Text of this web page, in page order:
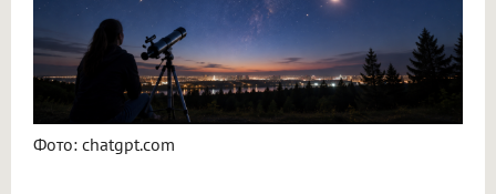
Фото: chatgpt.com